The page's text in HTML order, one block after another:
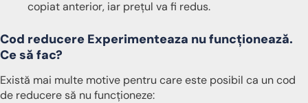
copiat anterior, iar prețul va fi redus.
Cod reducere Experimenteaza nu funcționează.
Ce să fac?
Există mai multe motive pentru care este posibil ca un cod
de reducere să nu funcționeze: